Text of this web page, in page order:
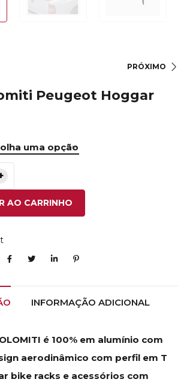
PRÓXIMO
Peugeot Hoggar
AO CARRINHO
INFORMAÇÃO ADICIONAL
é 100% em alumínio com
aerodinâmico com perfil em T
bike racks e acessórios com